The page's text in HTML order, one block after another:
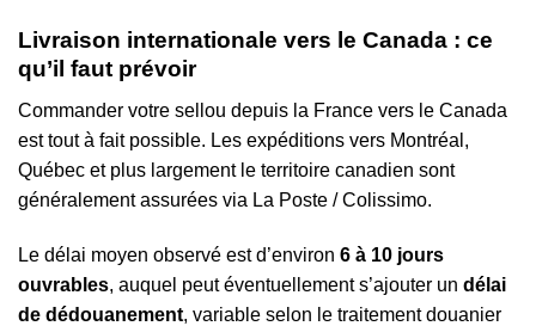
Livraison internationale vers le Canada : ce
qu’il faut prévoir
Commander votre sellou depuis la France vers le Canada
est tout à fait possible. Les expéditions vers Montréal ,
Québec et plus largement le territoire canadien sont
généralement assurées via La Poste /Colissimo.
Le délai moyen observé est d’environ 6 à 10 jours
ouvrables, auquel peut éventuellement s’ajouter un délai
de dédouanement, variable selon le traitement douanier